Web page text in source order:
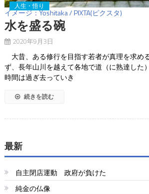
イメージ：Yoshitaka / PIXTA(ピクスタ)
人生・悟り
水を盛る碗
2020年9月3日
大昔、ある修行を目指す若者が真理を求め
ず、長年山川を越えて各地で道（に熟達した
時間は過ぎ去っていき
続きを読む
最新
自主閉店運動 政府が負けた
純金の仏像